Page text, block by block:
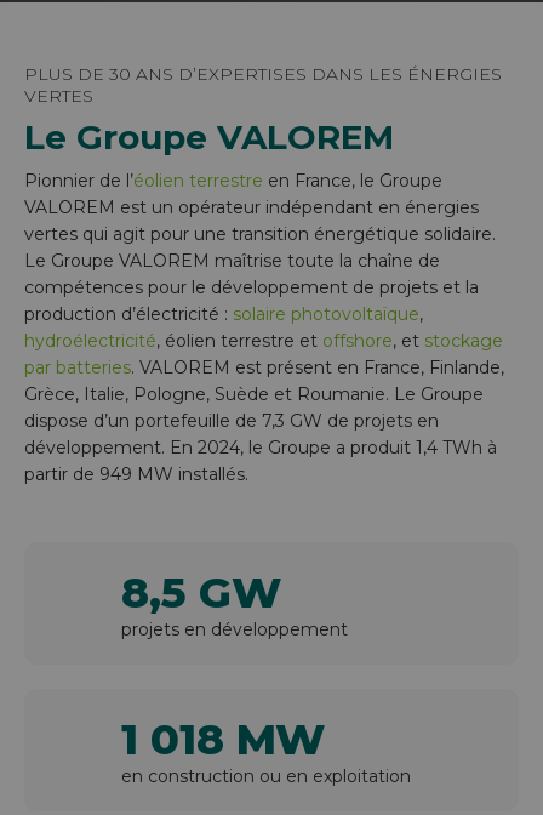
PLUS DE 30 ANS D’EXPERTISES DANS LES ÉNERGIES
VERTES
Le Groupe VALOREM
Pionnier de l’éolien terrestre en France, le Groupe
VALOREM est un opérateur indépendant en énergies
vertes qui agit pour une transition énergétique solidaire.
Le Groupe VALOREM maîtrise toute la chaîne de
compétences pour le développement de projets et la
production d’électricité : solaire photovoltaïque,
hydroélectricité, éolien terrestre et offshore, et stockage
par batteries. VALOREM est présent en France, Finlande,
Grèce, Italie, Pologne, Suède et Roumanie. Le Groupe
dispose d’un portefeuille de 7,3 GW de projets en
développement. En 2024, le Groupe a produit 1,4 TWh à
partir de 949 MW installés.
8,5 GW
projets en développement
1 018 MW
en construction ou en exploitation